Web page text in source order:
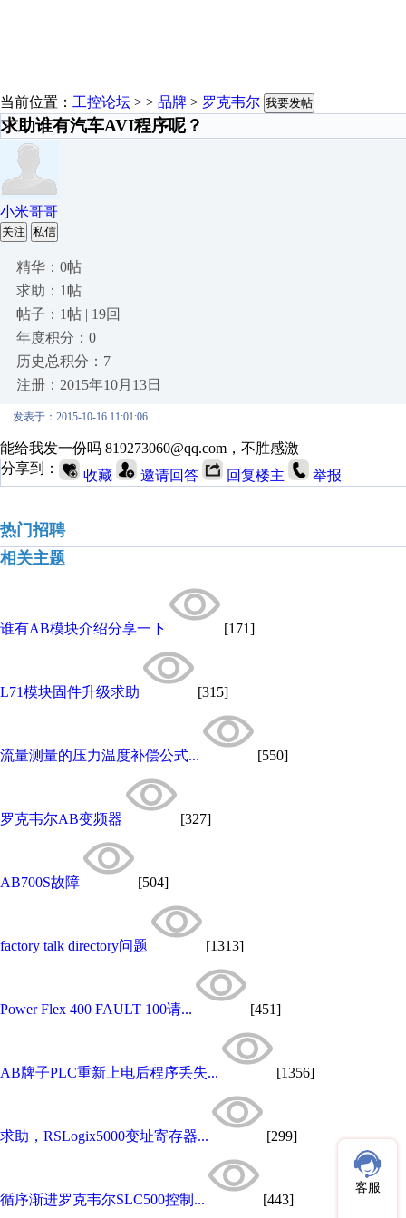
当前位置： 工控论坛 > > 品牌 > 罗克韦尔 我要发帖
求助谁有汽车AVI程序呢？
小米哥哥
关注 私信
精华：0帖
求助：1帖
帖子：1帖 | 19回
年度积分：0
历史总积分：7
注册：2015年10月13日
发表于：2015-10-16 11:01:06
能给我发一份吗 819273060@qq.com，不胜感激
分享到：
收藏 邀请回答 回复楼主 举报
热门招聘
相关主题
谁有AB模块介绍分享一下 [171]
L71模块固件升级求助 [315]
流量测量的压力温度补偿公式... [550]
罗克韦尔AB变频器 [327]
AB700S故障 [504]
factory talk directory问题 [1313]
Power Flex 400 FAULT 100请... [451]
AB牌子PLC重新上电后程序丢失... [1356]
求助，RSLogix5000变址寄存器... [299]
循序渐进罗克韦尔SLC500控制... [443]
客服